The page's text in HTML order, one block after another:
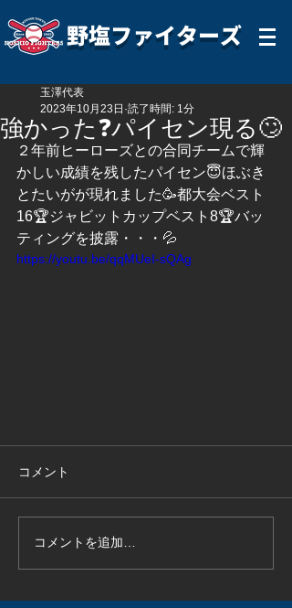
野塩ファイターズ
強かった❓パイセン現る🙄
玉澤代表
2023年10月23日 読了時間: 1分
２年前ヒーローズとの合同チームで輝
かしい成績を残したパイセン😇ほぶき
とたいがが現れました🥳都大会ベスト
16🏆ジャビットカップベスト8🏆バッ
ティングを披露・・・💦
https://youtu.be/qqMUeI-sQAg
コメント
コメントを追加…